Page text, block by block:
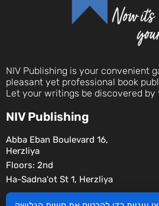
NIV Publishing is your convenient
pleasant yet professional book
Let your writings be discovered by
NIV Publishing
Abba Eban Boulevard 16,
Herzliya
Floors: 2nd
Ha-Sadna'ot St 1, Herzliya
Social